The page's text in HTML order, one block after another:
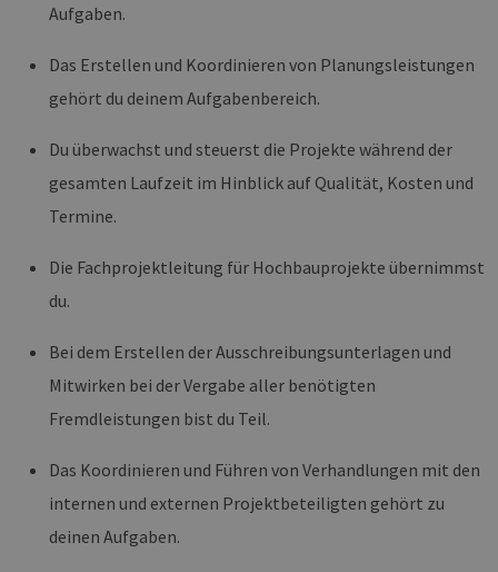
Aufgaben.
Das Erstellen und Koordinieren von Planungsleistungen
gehört du deinem Aufgabenbereich.
Du überwachst und steuerst die Projekte während der
gesamten Laufzeit im Hinblick auf Qualität, Kosten und
Termine.
Die Fachprojektleitung für Hochbauprojekte übernimmst
du.
Bei dem Erstellen der Ausschreibungsunterlagen und
Mitwirken bei der Vergabe aller benötigten
Fremdleistungen bist du Teil.
Das Koordinieren und Führen von Verhandlungen mit den
internen und externen Projektbeteiligten gehört zu
deinen Aufgaben.